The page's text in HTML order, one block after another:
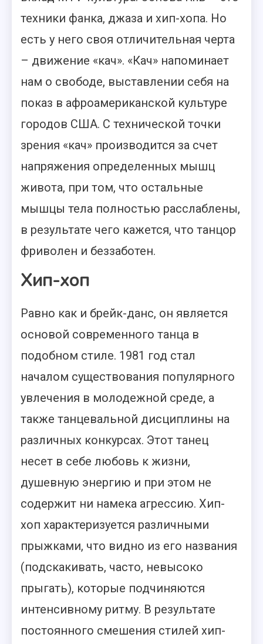
техники фанка, джаза и хип-хопа. Но
есть у него своя отличительная черта
– движение «кач». «Кач» напоминает
нам о свободе, выставлении себя на
показ в афроамериканской культуре
городов США. С технической точки
зрения «кач» производится за счет
напряжения определенных мышц
живота, при том, что остальные
мышцы тела полностью расслаблены,
в результате чего кажется, что танцор
фриволен и беззаботен.
Хип-хоп
Равно как и брейк-данс, он является
основой современного танца в
подобном стиле. 1981 год стал
началом существования популярного
увлечения в молодежной среде, а
также танцевальной дисциплины на
различных конкурсах. Этот танец
несет в себе любовь к жизни,
душевную энергию и при этом не
содержит ни намека агрессию. Хип-
хоп характеризуется различными
прыжками, что видно из его названия
(подскакивать, часто, невысоко
прыгать), которые подчиняются
интенсивному ритму. В результате
постоянного смешения стилей хип-